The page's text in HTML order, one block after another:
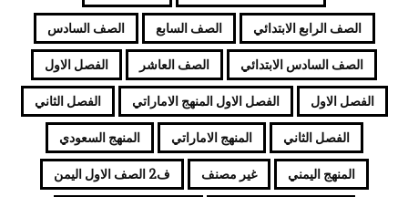
الصف الرابع الابتدائي الصف السابع الصف السادس
الصف السادس الابتدائي الصف العاشر الفصل الاول
الفصل الاول الفصل الاول المنهج الاماراتي الفصل الثاني
الفصل الثاني المنهج الاماراتي المنهج السعودي
المنهج اليمني غير مصنف ف2 الصف الاول اليمن